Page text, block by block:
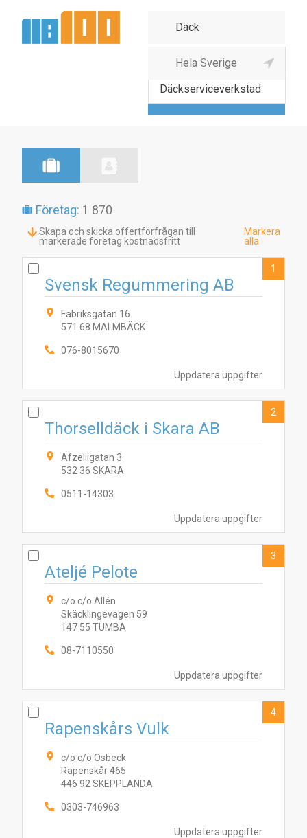
Däck- & slangindustri
Däckserviceverkstad
Företag: 1 870
Skapa och skicka offertförfrågan till
markerade företag kostnadsfritt
Markera
alla
Uppdatera uppgifter
Svensk Regummering AB
Fabriksgatan 16
571 68 MALMBÄCK
076-8015670
1
Uppdatera uppgifter
Thorselldäck i Skara AB
Afzeliigatan 3
532 36 SKARA
0511-14303
2
Uppdatera uppgifter
Ateljé Pelote
c/o c/o Allén
Skäcklingevägen 59
147 55 TUMBA
08-7110550
3
Uppdatera uppgifter
Rapenskårs Vulk
c/o c/o Osbeck
Rapenskår 465
446 92 SKEPPLANDA
0303-746963
4